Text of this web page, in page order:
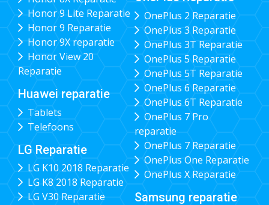
Honor 9 Lite Reparatie
Honor 9 Reparatie
Honor 9X reparatie
Honor View 20
Reparatie
Huawei reparatie
Tablets
Telefoons
LG Reparatie
LG K10 2018 Reparatie
LG K8 2018 Reparatie
LG V30 Reparatie
OnePlus 2 Reparatie
OnePlus 3 Reparatie
OnePlus 3T Reparatie
OnePlus 5 Reparatie
OnePlus 5T Reparatie
OnePlus 6 Reparatie
OnePlus 6T Reparatie
OnePlus 7 Pro
reparatie
OnePlus 7 Reparatie
OnePlus One Reparatie
OnePlus X Reparatie
Samsung reparatie